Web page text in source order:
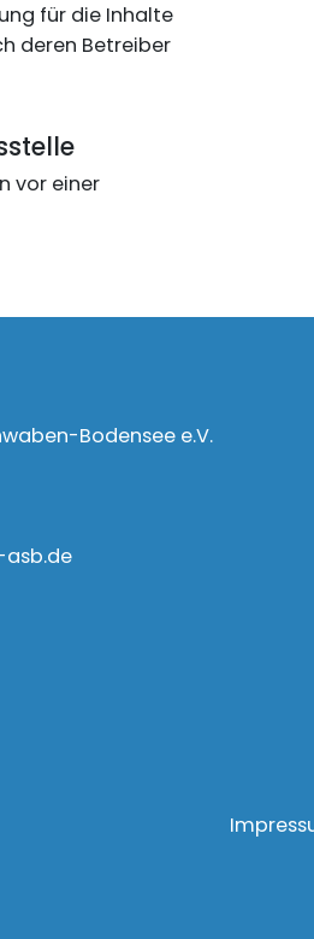
für die Inhalte
deren Betreiber
vor einer
Bodensee e.V.